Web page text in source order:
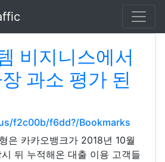
비지니스에서
과소 평가 된
f2c00b/f6dd?/Bookmarks
은 카카오뱅크가 2018년 10월
뒤 누적해온 대출 이용 고객들